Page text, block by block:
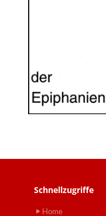
Schnellzugriffe
Home